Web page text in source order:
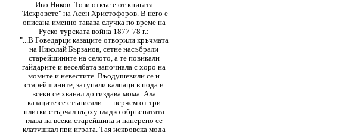
Иво Ников: Този откъс е от книгата
"Искровете" на Асен Христофоров. В него е
описана именно такава случка по време на
Руско-турската война 1877-78 г.:
"...В Говедарци казаците отворили кръчмата
на Николай Бързанов, сетне насъбрали
старейшините на селото, а те повикали
гайдарите и веселбата започнала с хоро на
момите и невестите. Въодушевили се и
старейшините, затупали калпаци в пода и
всеки се хванал до гиздава мома. Ала
казаците се стъписали — перчем от три
плитки стърчал върху гладко обръснатата
глава на всеки старейшина и наперено се
клатушкал при играта. Тая искровска мода